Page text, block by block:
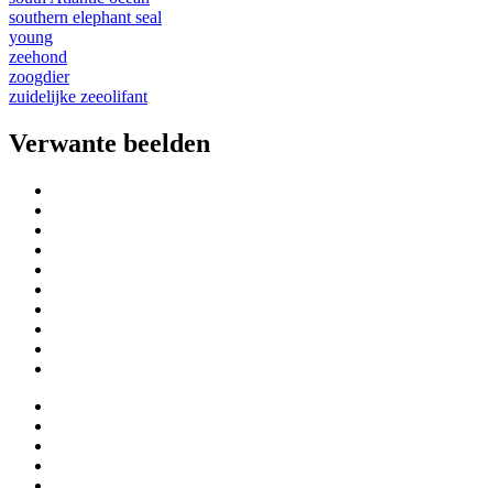
southern elephant seal
young
zeehond
zoogdier
zuidelijke zeeolifant
Verwante beelden